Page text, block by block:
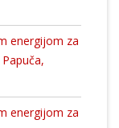
energijom za
energijom za